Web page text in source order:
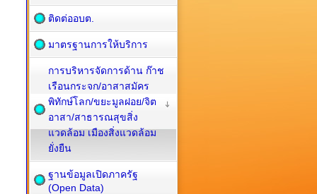
ติดต่ออบต.
มาตรฐานการให้บริการ
การบริหารจัดการด้าน ก๊าช
เรือนกระจก/อาสาสมัคร
พิทักษ์โลก/ขยะมูลฝอย/จิต
อาสา/สาธารณสุขสิ่ง
แวดล้อม เมืองสิ่งแวดล้อม
ยั่งยืน
ฐานข้อมูลเปิดภาครัฐ
(Open Data)